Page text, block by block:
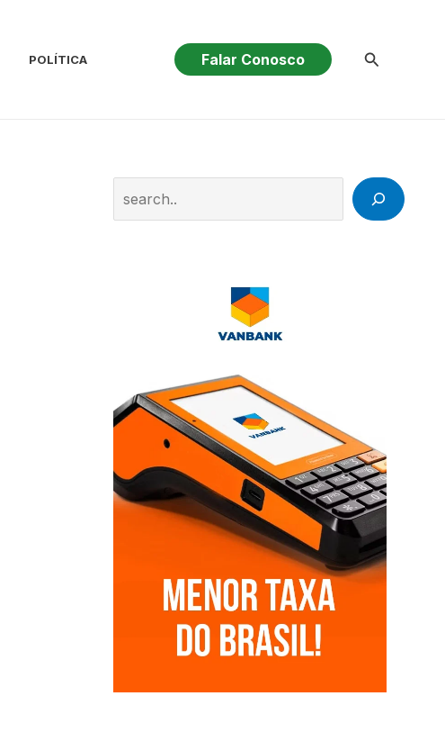
POLÍTICA Falar Conosco Pesquisar